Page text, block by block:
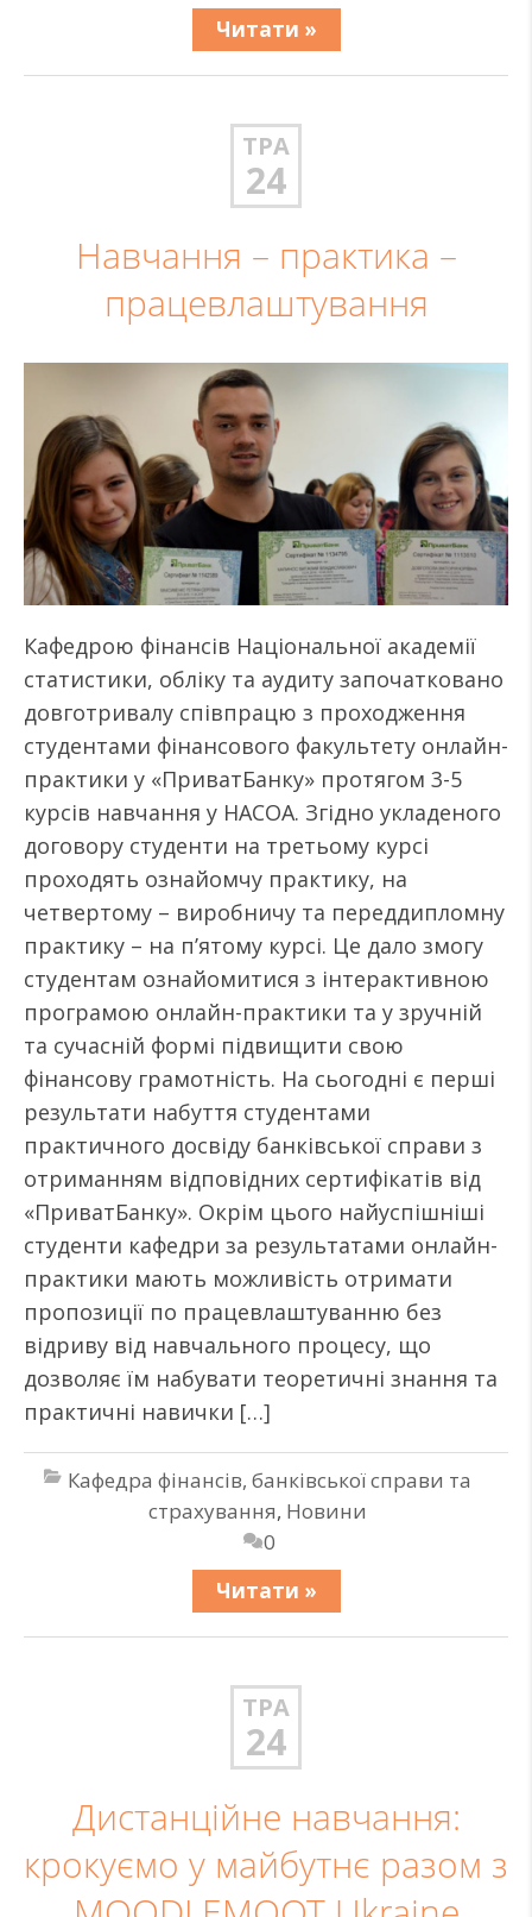
Читати »
ТРА
24
Навчання – практика –
працевлаштування
Кафедрою фінансів Національної академії
статистики, обліку та аудиту започатковано
довготривалу співпрацю з проходження
студентами фінансового факультету онлайн-
практики у «ПриватБанку» протягом 3-5
курсів навчання у НАСОА. Згідно укладеного
договору студенти на третьому курсі
проходять ознайомчу практику, на
четвертому – виробничу та переддипломну
практику – на п’ятому курсі. Це дало змогу
студентам ознайомитися з інтерактивною
програмою онлайн-практики та у зручній
та сучасній формі підвищити свою
фінансову грамотність. На сьогодні є перші
результати набуття студентами
практичного досвіду банківської справи з
отриманням відповідних сертифікатів від
«ПриватБанку». Окрім цього найуспішніші
студенти кафедри за результатами онлайн-
практики мають можливість отримати
пропозиції по працевлаштуванню без
відриву від навчального процесу, що
дозволяє їм набувати теоретичні знання та
практичні навички […]
Кафедра фінансів, банківської справи та
страхування, Новини
0
Читати »
ТРА
24
Дистанційне навчання:
крокуємо у майбутнє разом з